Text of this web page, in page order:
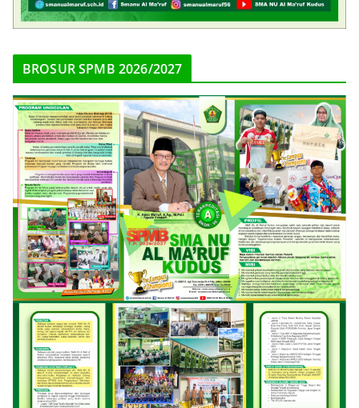
BROSUR SPMB 2026/2027